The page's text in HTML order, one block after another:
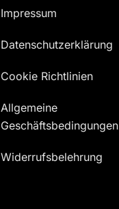
Impressum
Datenschutzerklärung
Cookie Richtlinien
Allgemeine
Geschäftsbedingungen
Widerrufsbelehrung